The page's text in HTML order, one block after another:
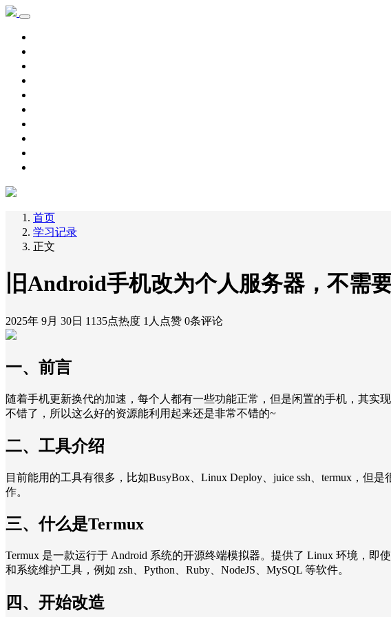
首页
学习记录
正文
旧Android手机改为个人服务器，不需
2025年 9月 30日 1135点热度 1人点赞 0条评论
一、前言
随着手机更新换代的加速，每个人都有一些功能正常，但是闲置的手机，其
不错了，所以这么好的资源能利用起来还是非常不错的~
二、工具介绍
目前能用的工具有很多，比如BusyBox、Linux Deploy、juice ssh、termux，但
作。
三、什么是Termux
Termux 是一款运行于 Android 系统的开源终端模拟器。提供了 Linux 环境，即
和系统维护工具，例如 zsh、Python、Ruby、NodeJS、MySQL 等软件。
四、开始改造